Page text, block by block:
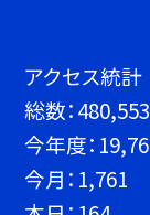
アクセス統計
総数：480,553
今年度：
今月： 1,761